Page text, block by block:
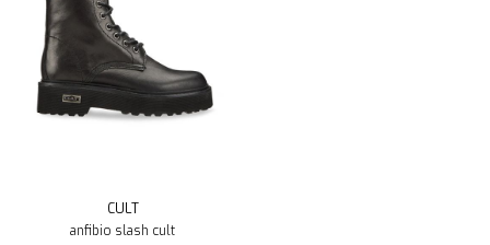
CULT
anfibio slash cult